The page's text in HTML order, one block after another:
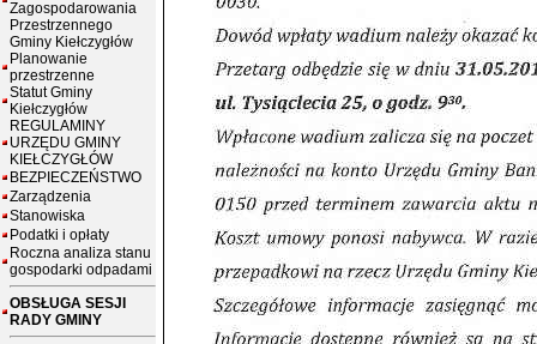
Zagospodarowania
Przestrzennego
Gminy Kiełczygłów
Planowanie
przestrzenne
Statut Gminy
Kiełczygłów
REGULAMINY
URZĘDU GMINY
KIEŁCZYGŁÓW
BEZPIECZEŃSTWO
Zarządzenia
Stanowiska
Podatki i opłaty
Roczna analiza stanu
gospodarki odpadami
OBSŁUGA SESJI
RADY GMINY